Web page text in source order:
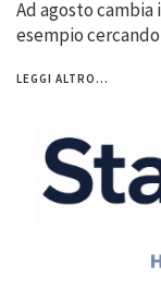
Ad agosto
esempio
LEGGI ALTRO...